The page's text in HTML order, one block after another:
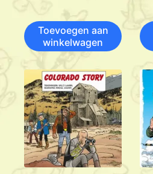
Toevoegen aan
winkelwagen